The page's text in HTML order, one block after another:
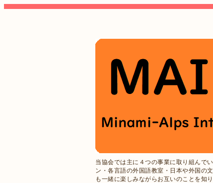
当協会では主に４つの事業に取り組んで
ン・各言語の外国語教室・日本や外国の
も一緒に楽しみながらお互いのことを知